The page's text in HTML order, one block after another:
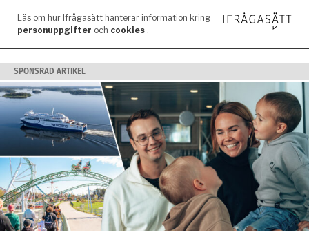
SPONSRAD ARTIKEL